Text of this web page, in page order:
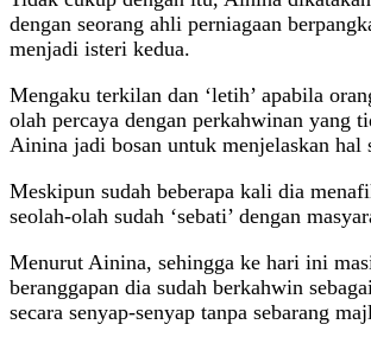
dengan seorang ahli perniagaan
menjadi isteri kedua.
Mengaku terkilan dan ‘letih’ apabila
olah percaya dengan perkahwinan yang
Ainina jadi bosan untuk menjelaskan hal
Meskipun sudah beberapa kali dia
seolah-olah sudah ‘sebati’ dengan
Menurut Ainina, sehingga ke hari ini
beranggapan dia sudah berkahwin
secara senyap-senyap tanpa sebarang